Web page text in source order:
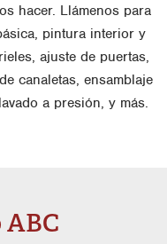
hacer. Llámenos para
pintura interior y
ajuste de puertas,
canaletas, ensamblaje
a presión, y más.
ABC